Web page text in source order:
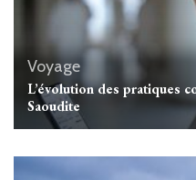
Voyage
L’évolution des pratiques
Saoudite